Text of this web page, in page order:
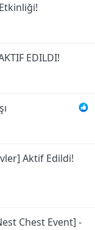
EDILDI!
Aktif Edildi!
Chest Event] -